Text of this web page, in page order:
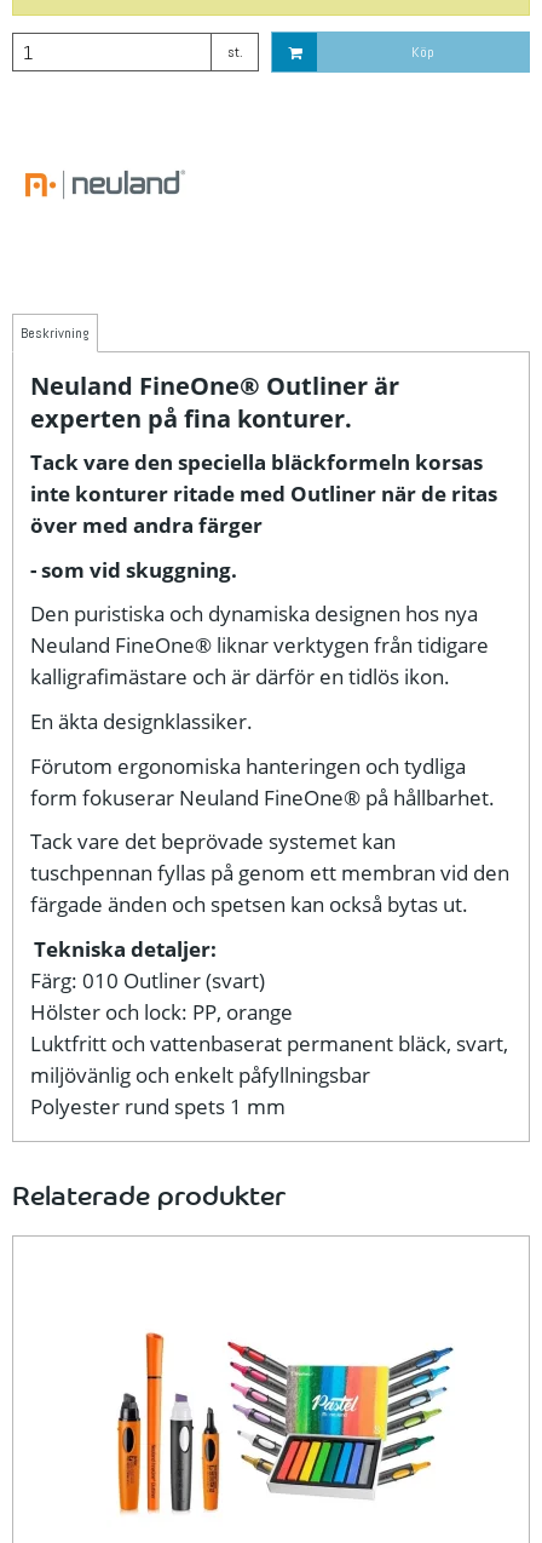
st. Köp
Beskrivning
Neuland FineOne® Outliner är
experten på fina konturer.
Tack vare den speciella bläckformeln korsas
inte konturer ritade med Outliner när de ritas
över med andra färger
- som vid skuggning.
Den puristiska och dynamiska designen hos nya
Neuland FineOne® liknar verktygen från tidigare
kalligrafimästare och är därför en tidlös ikon.
En äkta designklassiker.
Förutom ergonomiska hanteringen och tydliga
form fokuserar Neuland FineOne® på hållbarhet.
Tack vare det beprövade systemet kan
tuschpennan fyllas på genom ett membran vid den
färgade änden och spetsen kan också bytas ut.
Tekniska detaljer:
Färg: 010 Outliner (svart)
Hölster och lock: PP, orange
Luktfritt och vattenbaserat permanent bläck, svart,
miljövänlig och enkelt påfyllningsbar
Polyester rund spets 1 mm
Relaterade produkter